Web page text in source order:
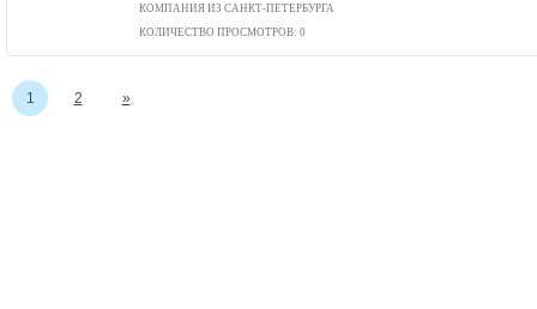
КОМПАНИЯ ИЗ САНКТ-ПЕТЕРБУРГА
КОЛИЧЕСТВО ПРОСМОТРОВ: 0
1 2 »